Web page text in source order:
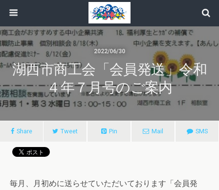
2022/06/30
湖西市商工会「会員発送」令和
４年７月号のご案内
Share Tweet Pin Mail SMS
毎月、月初めに送らせていただいております「会員発